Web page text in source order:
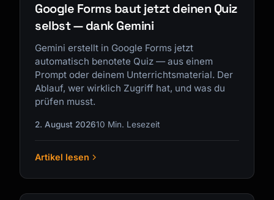
Google Forms baut jetzt deinen Quiz
selbst — dank Gemini
Gemini erstellt in Google Forms jetzt
automatisch benotete Quiz — aus einem
Prompt oder deinem Unterrichtsmaterial. Der
Ablauf, wer wirklich Zugriff hat, und was du
prüfen musst.
2. August 202610 Min. Lesezeit
Artikel lesen